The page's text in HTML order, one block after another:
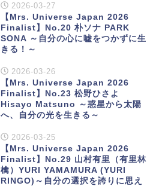
2026-03-27
【Mrs. Universe Japan 2026
Finalist】No.20 朴ソナ PARK
SONA ～自分の心に嘘をつかずに生
きる！～
2026-03-26
【Mrs. Universe Japan 2026
Finalist】No.23 松野ひさよ
Hisayo Matsuno ～惑星から太陽
へ、自分の光を生きる～
2026-03-25
【Mrs. Universe Japan 2026
Finalist】No.29 山村有里（有里林
檎）YURI YAMAMURA (YURI
RINGO)～自分の選択を誇りに思え